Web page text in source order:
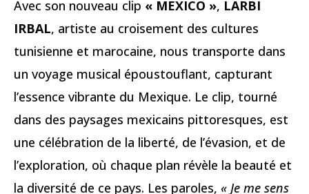
Avec son nouveau clip « MEXICO », LARBI
IRBAL, artiste au croisement des cultures
tunisienne et marocaine, nous transporte dans
un voyage musical époustouflant, capturant
l’essence vibrante du Mexique. Le clip, tourné
dans des paysages mexicains pittoresques, est
une célébration de la liberté, de l’évasion, et de
l’exploration, où chaque plan révèle la beauté et
la diversité de ce pays. Les paroles, « Je me sens